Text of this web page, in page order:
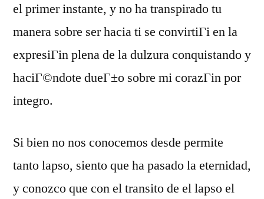
el primer instante, y no ha transpirado tu
manera sobre ser hacia ti se convirtiГі en la
expresiГіn plena de la dulzura conquistando y
haciГ©ndote dueГ±o sobre mi corazГіn por
integro.
Si bien no nos conocemos desde permite
tanto lapso, siento que ha pasado la eternidad,
y conozco que con el transito de el lapso el